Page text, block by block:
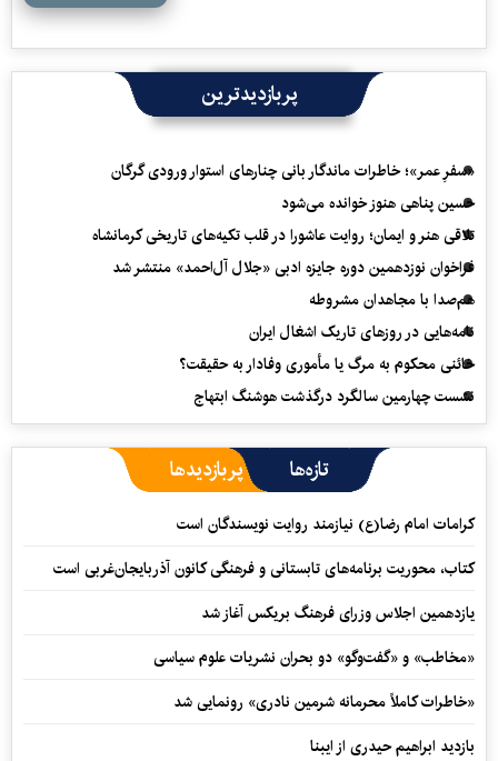
پربازدیدترین
«سفرِ عمر»؛ خاطرات ماندگار بانی چنارهای استوار ورودی گرگان
حسین پناهی هنوز خوانده می‌شود
تلاقی هنر و ایمان؛ روایت عاشورا در قلب تکیه‌های تاریخی کرمانشاه
فراخوان نوزدهمین دوره جایزه ادبی «جلال آل‌احمد» منتشر شد
هم‌صدا با مجاهدان مشروطه
نامه‌هایی در روزهای تاریک اشغال ایران
خائنی محکوم به مرگ یا مأموری وفادار به حقیقت؟
نشست چهارمین سالگرد درگذشت هوشنگ ابتهاج
تازه‌ها پربازدیدها
کرامات امام رضا(ع) نیازمند روایت نویسندگان است
کتاب، محوریت برنامه‌های تابستانی و فرهنگی کانون آذربایجان‌غربی است
یازدهمین اجلاس وزرای فرهنگ بریکس آغاز شد
«مخاطب» و «گفت‌وگو» دو بحران نشریات علوم سیاسی
«خاطرات کاملاً محرمانه شرمین نادری» رونمایی شد
بازدید ابراهیم حیدری از ایبنا